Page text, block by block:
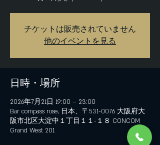
チケットは販売されていません
他のイベントを見る
日時・場所
2026年7月21日 19:00 – 23:00
Bar compass rose, 日本、〒531-0076 大阪府大
阪市北区大淀中１丁目１１−１８ CONCOM
Grand West 201